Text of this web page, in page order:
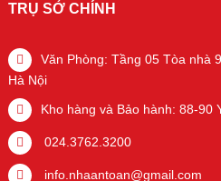
TRỤ SỞ CHÍNH
Văn Phòng: Tầng 05 Tòa nhà
Hà Nội
Kho hàng và Bảo hành: 88-90
024.3762.3200
info.nhaantoan@gmail.com